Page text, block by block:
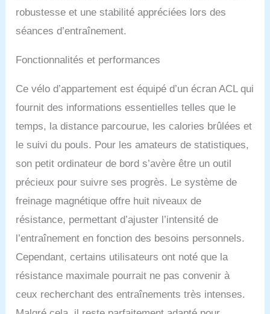
surdimensionné, il est
hauteur de l'assise peut
rend idéale pour les
personnes de différentes
âges. Quality Haute
qualité et grande capacité
fitness est fabriqué en
matériau de haute
poids maximale est de
110 kg. Le cadre robuste
forme d'entraînement
stable. Bon service: Notre
pédales antidérapantes et
de sangles de sécurité,
vous pouvez l'utiliser en
robustesse et une stabilité appréciées lors des
séances d’entraînement.
Fonctionnalités et performances
Ce vélo d’appartement est équipé d’un écran ACL qui
fournit des informations essentielles telles que le
temps, la distance parcourue, les calories brûlées et
le suivi du pouls. Pour les amateurs de statistiques,
son petit ordinateur de bord s’avère être un outil
précieux pour suivre ses progrès. Le système de
freinage magnétique offre huit niveaux de
résistance, permettant d’ajuster l’intensité de
l’entraînement en fonction des besoins personnels.
Cependant, certains utilisateurs ont noté que la
résistance maximale pourrait ne pas convenir à
ceux recherchant des entraînements très intenses.